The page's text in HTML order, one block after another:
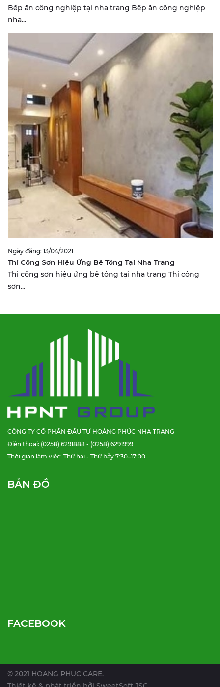
Bếp ăn công nghiệp tại nha trang Bếp ăn công nghiệp
nha...
Ngày đăng: 13/04/2021
Thi Công Sơn Hiệu Ứng Bê Tông Tại Nha Trang
Thi công sơn hiệu ứng bê tông tại nha trang Thi công
sơn...
CÔNG TY CỔ PHẦN ĐẦU TƯ HOÀNG PHÚC NHA TRANG
Điện thoại: (0258) 6291888 - (0258) 6291999
Thời gian làm việc: Thứ hai - Thứ bảy 7:30–17:00
BẢN ĐỒ
FACEBOOK
© 2021 HOANG PHUC CARE.